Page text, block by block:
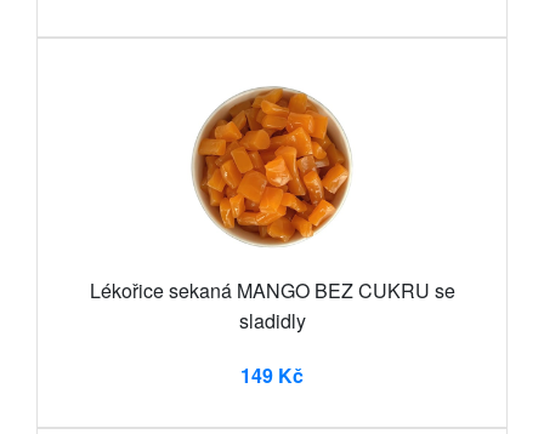
Lékořice sekaná MANGO BEZ CUKRU se
sladidly
149 Kč